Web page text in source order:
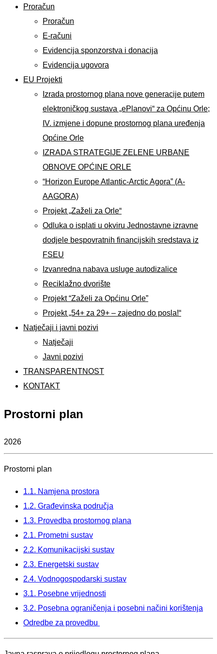
Proračun
Proračun
E-računi
Evidencija sponzorstva i donacija
Evidencija ugovora
EU Projekti
Izrada prostornog plana nove generacije putem
elektroničkog sustava „ePlanovi“ za Općinu Orle;
IV. izmjene i dopune prostornog plana uređenja
Općine Orle
IZRADA STRATEGIJE ZELENE URBANE
OBNOVE OPĆINE ORLE
“Horizon Europe Atlantic-Arctic Agora” (A-
AAGORA)
Projekt „Zaželi za Orle“
Odluka o isplati u okviru Jednostavne izravne
dodjele bespovratnih financijskih sredstava iz
FSEU
Izvanredna nabava usluge autodizalice
Reciklažno dvorište
Projekt “Zaželi za Općinu Orle”
Projekt „54+ za 29+ – zajedno do posla!“
Natječaji i javni pozivi
Natječaji
Javni pozivi
TRANSPARENTNOST
KONTAKT
Prostorni plan
2026
Prostorni plan
1.1. Namjena prostora
1.2. Građevinska područja
1.3. Provedba prostornog plana
2.1. Prometni sustav
2.2. Komunikacijski sustav
2.3. Energetski sustav
2.4. Vodnogospodarski sustav
3.1. Posebne vrijednosti
3.2. Posebna ograničenja i posebni načini korištenja
Odredbe za provedbu